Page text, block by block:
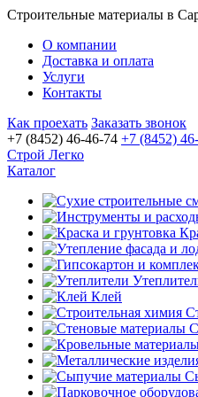
Строительные материалы в
О компании
Доставка и оплата
Услуги
Контакты
Как проехать Заказать звонок
+7 (8452) 46-46-74 +7 (8452)
Строй Легко
Каталог
Клей